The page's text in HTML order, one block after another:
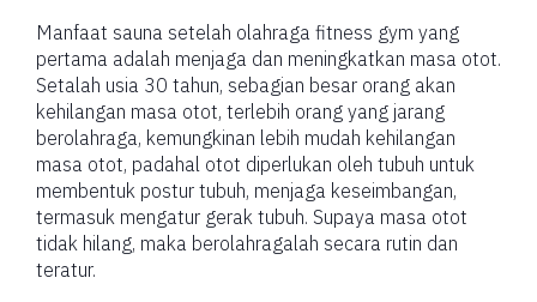
Manfaat sauna setelah olahraga fitness gym yang
pertama adalah menjaga dan meningkatkan masa otot.
Setalah usia 30 tahun, sebagian besar orang akan
kehilangan masa otot, terlebih orang yang jarang
berolahraga, kemungkinan lebih mudah kehilangan
masa otot, padahal otot diperlukan oleh tubuh untuk
membentuk postur tubuh, menjaga keseimbangan,
termasuk mengatur gerak tubuh. Supaya masa otot
tidak hilang, maka berolahragalah secara rutin dan
teratur.